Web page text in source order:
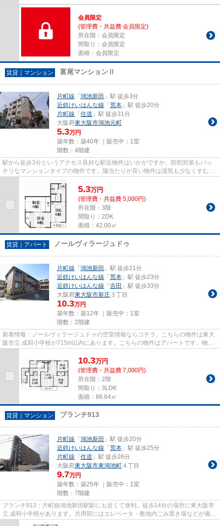
会員限定
(管理費・共益費 会員限定)
所在階： 会員限定
間取り： 会員限定
面積： 会員限定
賃貸｜マンション 富尾マンションⅡ
片町線 「 鴻池新田 」駅 徒歩3分
近鉄けいはんな線 「 荒本 」駅 徒歩20分
片町線 「 住道 」駅 徒歩31分
大阪府東大阪市鴻池元町
5.3万円
築年数：築40年 ｜販売中： 1室
階数：4階建
駅から徒歩3分というアクセス良好な駅近物件はいかがですか。防犯対策もバッ
チリなマンションタイプの物件です。陽当たりが良い物件は湿気も少なくすむの
で清潔さを保てます。東大阪市...
5.3万円
(管理費・共益費 5,000円)
所在階：3階
間取り：2DK
面積：42.00㎡
賃貸｜アパート ノールヴィラージュドゥ
片町線 「 鴻池新田 」駅 徒歩21分
近鉄けいはんな線 「 荒本 」駅 徒歩23分
近鉄けいはんな線 「 吉田 」駅 徒歩33分
大阪府東大阪市新庄 ３丁目
10.3万円
築年数：築12年 ｜販売中： 1室
階数：2階建
新着情報：ノールヴィラージュドゥの空室情報ならコチラ。こちらの物件は東大
阪市立 成和小学校が715m以内にあります。こちらの物件はアパートです。物件
10.3万円
(管理費・共益費 7,000円)
所在階：2階
間取り：3LDK
面積：66.64㎡
賃貸｜マンション ブランチ913
片町線 「 鴻池新田 」駅 徒歩20分
近鉄けいはんな線 「 荒本 」駅 徒歩25分
片町線 「 住道 」駅 徒歩26分
大阪府東大阪市東鴻池町 ４丁目
9.7万円
築年数：築25年 ｜販売中： 1室
階数：7階建
ブランチ913：片町線鴻池新田駅駅にも近くて便利。徒歩14分の場所に東大阪市
立 成和小学校があります。共用部にはエレベータ・敷地内ごみ置き場などが備わ
っておりとても充実していま...